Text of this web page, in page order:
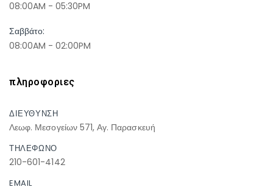
08:00AM - 05:30PM
Σαββάτο:
08:00AM - 02:00PM
πληροφοριες
ΔΙΕΥΘΥΝΣΗ
Λεωφ. Μεσογείων 571, Αγ. Παρασκευή
ΤΗΛΕΦΩΝΟ
210-601-4142
EMAIL